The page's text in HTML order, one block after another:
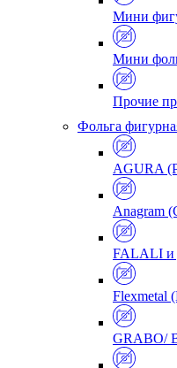
Мини
Мини
Прочие
Фольга
AGURA
Anagram
FALALI и
Flexmetal
GRABO/